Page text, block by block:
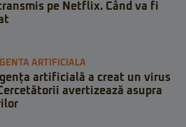
pe Netflix. Când va fi
ARTIFICIALA
artificială a creat un virus
avertizează asupra